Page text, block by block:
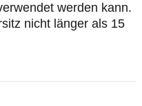
werden kann.
nicht länger als 15